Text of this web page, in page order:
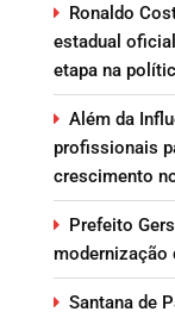
Ronaldo
estadual
etapa na
Além da
profissionais
crescimento
Prefeito
modernização
Santana de